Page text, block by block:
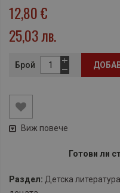
12,80 €
25,03 лв.
Брой
Виж повече
Готови ли
Раздел: Детска литература